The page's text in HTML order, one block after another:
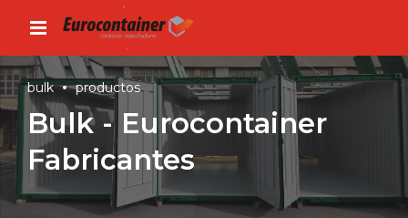
bulk productos
Bulk - Eurocontainer
Fabricantes